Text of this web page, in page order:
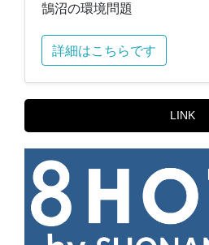
鵠沼の環境問題
詳細はこちらです
LINK